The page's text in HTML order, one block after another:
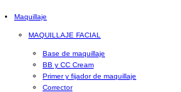
Maquillaje
MAQUILLAJE FACIAL
Base de maquillaje
BB y CC Cream
Primer y fijador de maquillaje
Corrector